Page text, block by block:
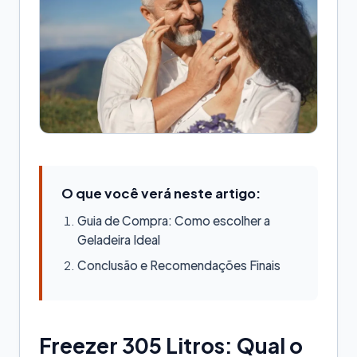
O que você verá neste artigo:
Guia de Compra: Como escolher a
Geladeira Ideal
Conclusão e Recomendações Finais
Freezer 305 Litros: Qual o